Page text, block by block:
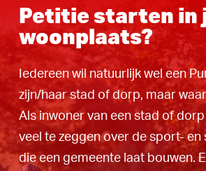
Petitie starten in
woonplaats?
Iedereen wil natuurlijk wel een
zijn/haar stad of dorp, maar
Als inwoner van een stad of
veel te zeggen over de sport- en
die een gemeente laat bouwen.